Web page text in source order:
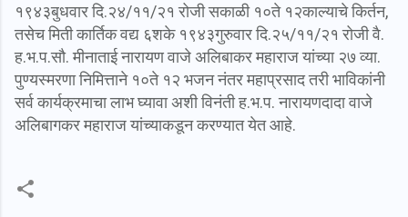
१९४३बुधवार दि.२४/११/२१ रोजी सकाळी १०ते १२काल्याचे किर्तन,
तसेच मिती कार्तिक वद्य ६शके १९४३गुरुवार दि.२५/११/२१ रोजी वै.
ह.भ.प.सौ. मीनाताई नारायण वाजे अलिबाकर महाराज यांच्या २७ व्या.
पुण्यस्मरणा निमित्ताने १०ते १२ भजन नंतर महाप्रसाद तरी भाविकांनी
सर्व कार्यक्रमाचा लाभ घ्यावा अशी विनंती ह.भ.प. नारायणदादा वाजे
अलिबागकर महाराज यांच्याकडून करण्यात येत आहे.